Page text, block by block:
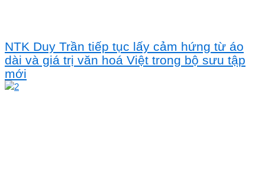
NTK Duy Trần tiếp tục lấy cảm hứng từ áo
dài và giá trị văn hoá Việt trong bộ sưu tập
mới